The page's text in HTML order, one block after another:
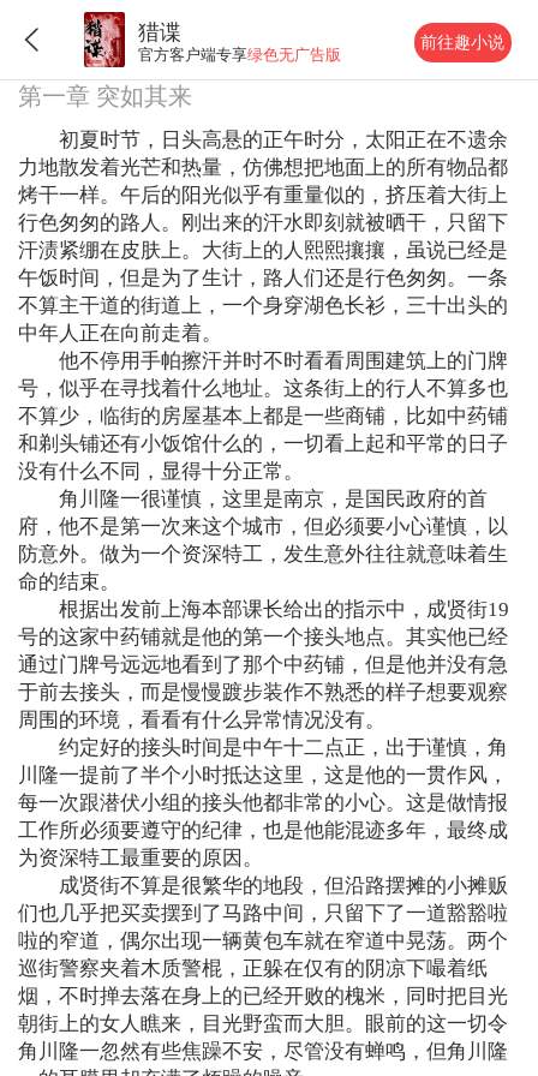
猎谍
官方客户端专享绿色无广告版
前往趣小说
第一章 突如其来
初夏时节，日头高悬的正午时分，太阳正在不遗余
力地散发着光芒和热量，仿佛想把地面上的所有物品都
烤干一样。午后的阳光似乎有重量似的，挤压着大街上
行色匆匆的路人。刚出来的汗水即刻就被晒干，只留下
汗渍紧绷在皮肤上。大街上的人熙熙攘攘，虽说已经是
午饭时间，但是为了生计，路人们还是行色匆匆。一条
不算主干道的街道上，一个身穿湖色长衫，三十出头的
中年人正在向前走着。
他不停用手帕擦汗并时不时看看周围建筑上的门牌
号，似乎在寻找着什么地址。这条街上的行人不算多也
不算少，临街的房屋基本上都是一些商铺，比如中药铺
和剃头铺还有小饭馆什么的，一切看上起和平常的日子
没有什么不同，显得十分正常。
角川隆一很谨慎，这里是南京，是国民政府的首
府，他不是第一次来这个城市，但必须要小心谨慎，以
防意外。做为一个资深特工，发生意外往往就意味着生
命的结束。
根据出发前上海本部课长给出的指示中，成贤街19
号的这家中药铺就是他的第一个接头地点。其实他已经
通过门牌号远远地看到了那个中药铺，但是他并没有急
于前去接头，而是慢慢踱步装作不熟悉的样子想要观察
周围的环境，看看有什么异常情况没有。
约定好的接头时间是中午十二点正，出于谨慎，角
川隆一提前了半个小时抵达这里，这是他的一贯作风，
每一次跟潜伏小组的接头他都非常的小心。这是做情报
工作所必须要遵守的纪律，也是他能混迹多年，最终成
为资深特工最重要的原因。
成贤街不算是很繁华的地段，但沿路摆摊的小摊贩
们也几乎把买卖摆到了马路中间，只留下了一道豁豁啦
啦的窄道，偶尔出现一辆黄包车就在窄道中晃荡。两个
巡街警察夹着木质警棍，正躲在仅有的阴凉下嘬着纸
烟，不时掸去落在身上的已经开败的槐米，同时把目光
朝街上的女人瞧来，目光野蛮而大胆。眼前的这一切令
角川隆一忽然有些焦躁不安，尽管没有蝉鸣，但角川隆